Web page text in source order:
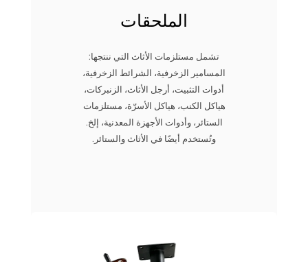
الملحقات
تشمل مستلزمات الأثاث التي ننتجها:
المسامير الزخرفية، الشرائط الزخرفية،
أدوات التثبيت، أرجل الأثاث، الزنبركات،
هياكل الكنب، هياكل الأسرّة، مستلزمات
الستائر، وأدوات الأجهزة المعدنية، إلخ.
وتُستخدم أيضًا في الأثاث والستائر.